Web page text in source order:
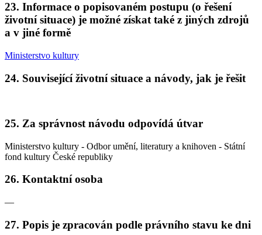
23. Informace o popisovaném postupu (o řešení
životní situace) je možné získat také z jiných zdrojů
a v jiné formě
Ministerstvo kultury
24. Související životní situace a návody, jak je řešit
25. Za správnost návodu odpovídá útvar
Ministerstvo kultury - Odbor umění, literatury a knihoven - Státní
fond kultury České republiky
26. Kontaktní osoba
—
27. Popis je zpracován podle právního stavu ke dni